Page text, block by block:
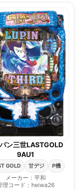
ン三世LASTGOLD
9AU1
GOLD 甘デジ P機
メーカー：平和
理コード：heiwa26